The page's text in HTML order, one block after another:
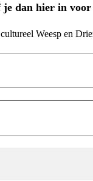
je dan hier in
Weesp en